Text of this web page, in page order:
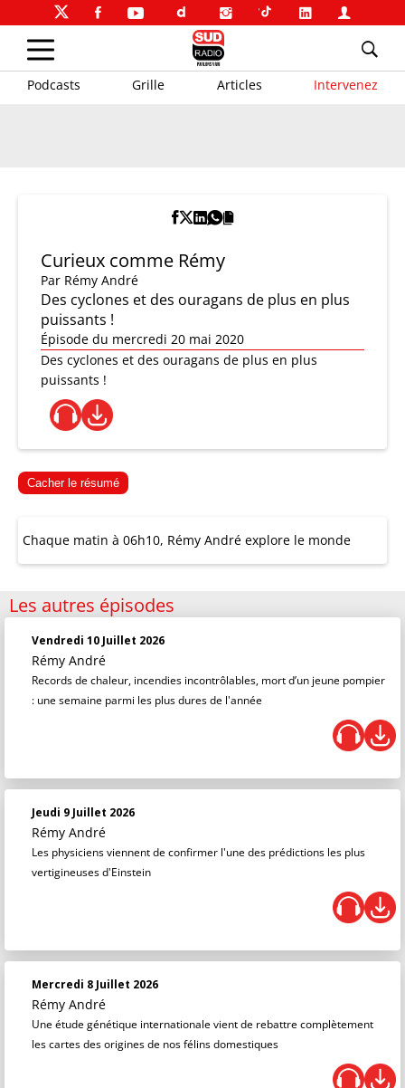
Podcasts Grille Articles Intervenez
Curieux comme Rémy
Par Rémy André
Des cyclones et des ouragans de plus en plus
puissants !
Épisode du mercredi 20 mai 2020
Des cyclones et des ouragans de plus en plus
puissants !
Cacher le résumé
Chaque matin à 06h10, Rémy André explore le monde
Les autres épisodes
Vendredi 10 Juillet 2026
Rémy André
Records de chaleur, incendies incontrôlables, mort d’un jeune pompier
: une semaine parmi les plus dures de l'année
Jeudi 9 Juillet 2026
Rémy André
Les physiciens viennent de confirmer l'une des prédictions les plus
vertigineuses d'Einstein
Mercredi 8 Juillet 2026
Rémy André
Une étude génétique internationale vient de rebattre complètement
les cartes des origines de nos félins domestiques